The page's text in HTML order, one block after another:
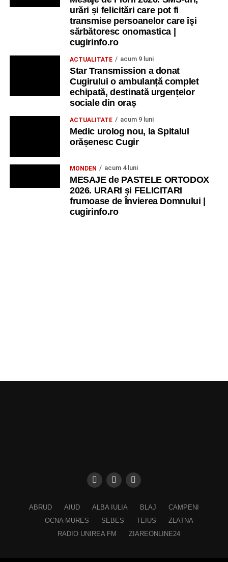
urări și felicitări care pot fi
transmise persoanelor care îşi
sărbătoresc onomastica |
cugirinfo.ro
ACTUALITATE acum 9 luni
Star Transmission a donat
Cugirului o ambulanță complet
echipată, destinată urgențelor
sociale din oraș
ACTUALITATE acum 9 luni
Medic urolog nou, la Spitalul
orășenesc Cugir
MONDEN acum 4 luni
MESAJE de PASTELE ORTODOX
2026. URARI și FELICITARI
frumoase de Învierea Domnului |
cugirinfo.ro
ABRUD AIUD ALBA IULIA BLAJ
CAMPENI
OCNA MURES
SEBES TEIUS
ZLATNA
RADIO UNIREA FM
ZIAREONLINE24